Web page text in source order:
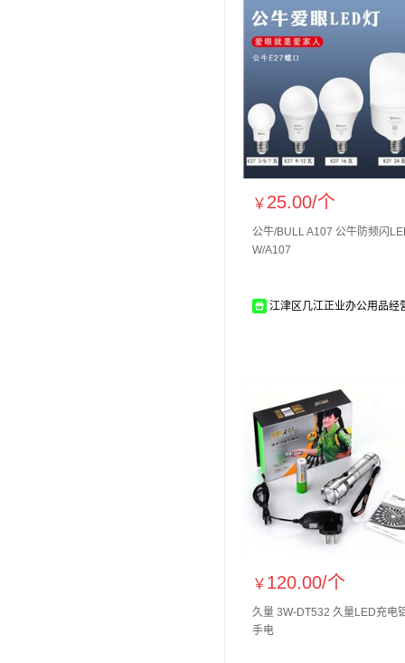
￥ 25.00/个
公牛/BULL A107 公牛防频闪
W/A107
江津区几江正业办公用品经
￥ 120.00/个
久量 3W-DT532 久量LED充电
手电